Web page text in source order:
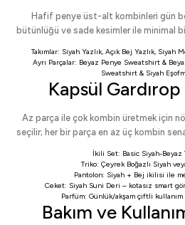
Hafif penye üst-alt kombinleri gün
bütünlüğü ve sade kesimler ile minimal
Takımlar: Siyah Yazlık, Açık Bej Yazlık, Siyah
Ayrı Parçalar: Beyaz Penye Sweatshirt&
Sweatshirt & Siyah
Kapsül
Az parça ile çok kombin üretmek için
seçilir; her bir parça en az üç kombin
İkili Set: Basic Siyah-
Triko: Çeyrek Boğazlı Siyah
Pantolon: Siyah+ Bej ikilisi ile
Ceket: Siyah Suni Deri – kotasız smart
Parfüm: Günlük/akşam çiftli
Bakım ve